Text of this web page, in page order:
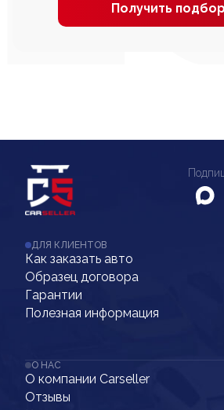
Получить
ДЛЯ КЛИЕНТОВ
Как заказать авто
Образец договора
Гарантии
Полезная информация
О НАС
О компании Carseller
Отзывы